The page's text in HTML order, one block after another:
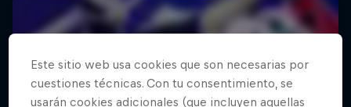
Este sitio web usa cookies que son necesarias por
cuestiones técnicas. Con tu consentimiento, se
usarán cookies adicionales (que incluyen aquellas